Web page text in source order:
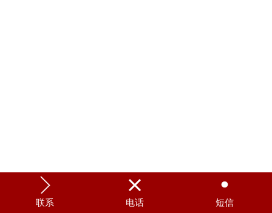

联系

电话

短信